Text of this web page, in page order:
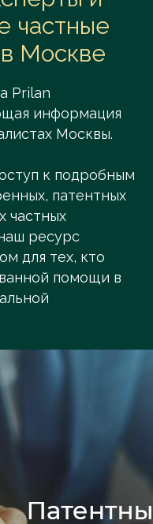
частные
Москве
Prilan
информация
Москвы.
к подробным
патентных
частных
ресурс
для тех, кто
помощи в